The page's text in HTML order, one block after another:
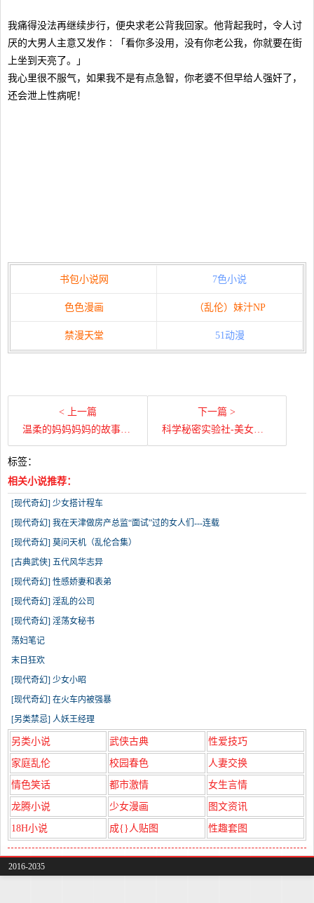
我痛得没法再继续步行，便央求老公背我回家。他背起我时，令人讨
厌的大男人主意又发作∶「看你多没用，没有你老公我，你就要在街
上坐到天亮了。」
我心里很不服气，如果我不是有点急智，你老婆不但早给人强奸了，
还会泄上性病呢！
书包小说网 7色小说
色色漫画 （乱伦）妹汁NP
禁漫天堂 51动漫
< 上一篇
温柔的妈妈妈妈的故事红杏出墙的妈妈全
下一篇 >
科学秘密实验社-美女犬养成方法之研究sm
标签：
相关小说推荐：
[现代奇幻] 少女搭计程车
[现代奇幻] 我在天津做房产总监“面试”过的女人们---连载
[现代奇幻] 莫问天机（乱伦合集）
[古典武侠] 五代风华志异
[现代奇幻] 性感娇妻和表弟
[现代奇幻] 淫乱的公司
[现代奇幻] 淫荡女秘书
荡妇笔记
末日狂欢
[现代奇幻] 少女小昭
[现代奇幻] 在火车内被强暴
[另类禁忌] 人妖王经理
另类小说 武侠古典 性爱技巧
家庭乱伦 校园春色 人妻交换
情色笑话 都市激情 女生言情
龙腾小说 少女漫画 图文资讯
18H小说 成{}人贴图 性趣套图
2016-2035